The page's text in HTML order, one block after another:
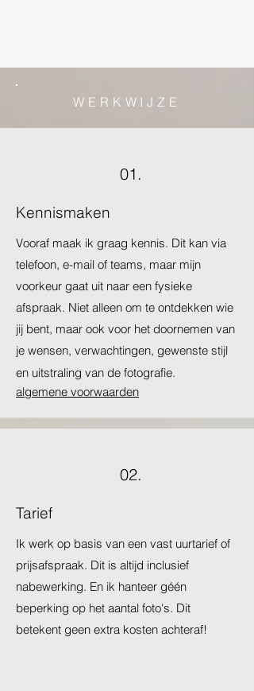
WERKWIJZE
01.
Kennismaken
Vooraf maak ik graag kennis. Dit kan via
telefoon, e-mail of teams, maar mijn
voorkeur gaat uit naar een fysieke
afspraak. Niet alleen om te ontdekken wie
jij bent, maar ook voor het doornemen van
je wensen, verwachtingen, gewenste stijl
en uitstraling van de fotografie.
algemene voorwaarden
02.
Tarief
Ik werk op basis van een vast uurtarief of
prijsafspraak. Dit is altijd inclusief
nabewerking. En ik hanteer géén
beperking op het aantal foto's. Dit
betekent geen extra kosten achteraf!